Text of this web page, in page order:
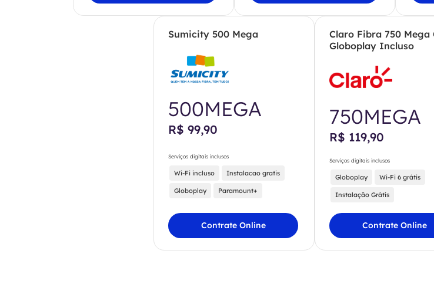
Sumicity 500 Mega
500MEGA
R$ 99,90
Serviços digitais inclusos
Wi-Fi incluso Instalacao gratis
Globoplay Paramount+
Contrate Online
Claro Fibra 750 Mega
Globoplay Incluso
750MEGA
R$ 119,90
Serviços digitais inclusos
Globoplay Wi-Fi 6 grátis
Instalação Grátis
Contrate Online